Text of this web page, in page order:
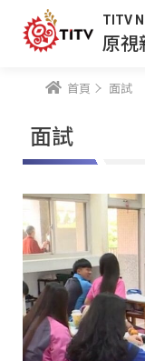
TITV
原視
首頁 面試
面試